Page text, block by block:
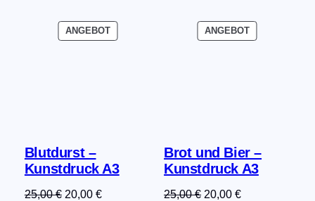
ANGEBOTPRODUKT
IM
Blutdurst –
Kunstdruck A3
25,00€ Ursprünglicher
20,00 €Aktueller
ANGEBOTPRODUKT
IM
Brot und Bier –
Kunstdruck A3
25,00€ Ursprünglicher
20,00€Aktueller